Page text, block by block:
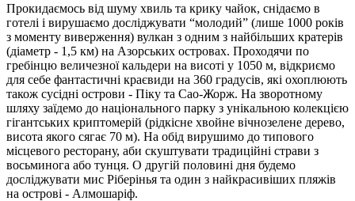
Прокидаємось від шуму хвиль та крику чайок, снідаємо в
готелі і вирушаємо досліджувати “молодий” (лише 1000 років
з моменту виверження) вулкан з одним з найбільших кратерів
(діаметр - 1,5 км) на Азорських островах. Проходячи по
гребінцю величезної кальдери на висоті у 1050 м, відкриємо
для себе фантастичні краєвиди на 360 градусів, які охоплюють
також сусідні острови - Піку та Сао-Жорж. На зворотному
шляху заїдемо до національного парку з унікальною колекцією
гігантських криптомерій (рідкісне хвойне вічнозелене дерево,
висота якого сягає 70 м). На обід вирушимо до типового
місцевого ресторану, аби скуштувати традиційні страви з
восьминога або тунця. О другій половині дня будемо
досліджувати мис Ріберінья та один з найкрасивіших пляжів
на острові - Алмошаріф.